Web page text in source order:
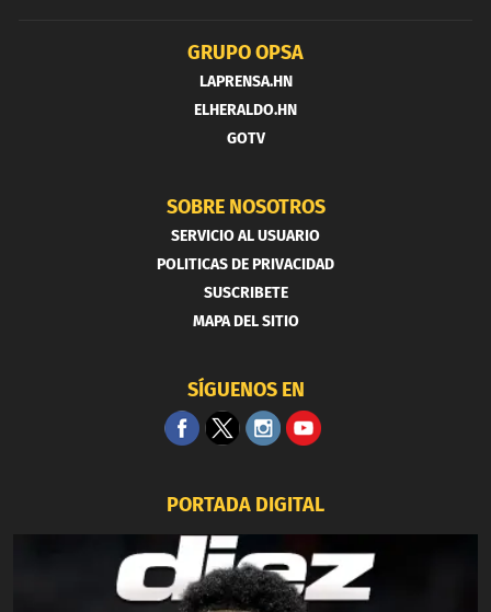
GRUPO OPSA
LAPRENSA.HN
ELHERALDO.HN
GOTV
SOBRE NOSOTROS
SERVICIO AL USUARIO
POLITICAS DE PRIVACIDAD
SUSCRIBETE
MAPA DEL SITIO
SÍGUENOS EN
PORTADA DIGITAL